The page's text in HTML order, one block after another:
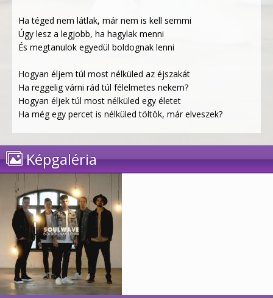
Ha téged nem látlak, már nem is kell semmi
Úgy lesz a legjobb, ha hagylak menni
És megtanulok egyedül boldognak lenni
Hogyan éljem túl most nélküled az éjszakát
Ha reggelig várni rád túl félelmetes nekem?
Hogyan éljek túl most nélküled egy életet
Ha még egy percet is nélküled töltök, már elveszek?
Képgaléria